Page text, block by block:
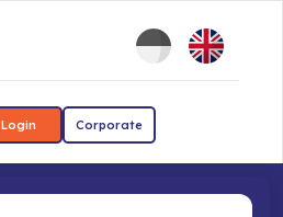
Login Corporate